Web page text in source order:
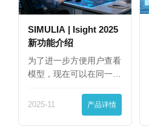
SIMULIA | Isight 2025
新功能介绍
为了进一步方便用户查看
模型，现在可以在同一
2025-11 产品详情